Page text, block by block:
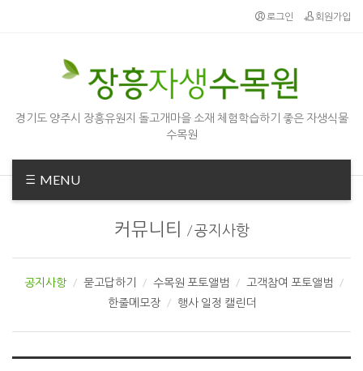
로그인 회원가입
경기도 양주시 장흥유원지 돌고개마을 소재 체험학습하기 좋은 자생식물
수목원
MENU
커뮤니티 /공지사항
공지사항 묻고답하기 수목원 포토앨범
고객참여 포토앨범
한줄메모장
행사 일정 캘린더